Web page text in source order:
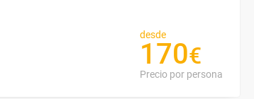
desde
170€
Precio por persona